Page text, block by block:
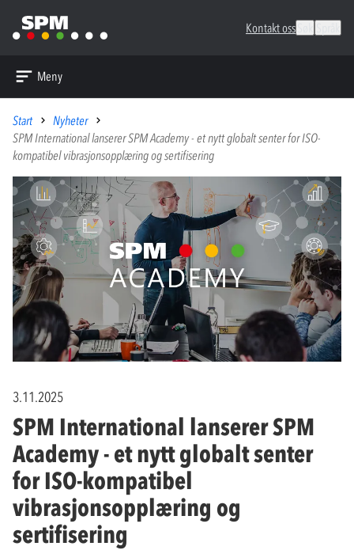
Kontakt oss
Meny
Start
Nyheter
SPM International lanserer SPM Academy - et nytt globalt senter for ISO-
kompatibel vibrasjonsopplæring og sertifisering
3.11.2025
SPM International lanserer SPM
Academy - et nytt globalt senter
for ISO-kompatibel
vibrasjonsopplæring og
sertifisering